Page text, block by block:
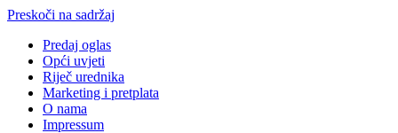
Preskoči na sadržaj
Predaj oglas
Opći uvjeti
Riječ urednika
Marketing i pretplata
O nama
Impressum